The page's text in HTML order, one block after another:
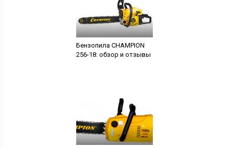
Бензопила CHAMPION
256-18: обзор и отзывы